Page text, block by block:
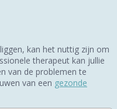
kan het nuttig zijn om
therapeut kan jullie
van de problemen te
van een gezonde